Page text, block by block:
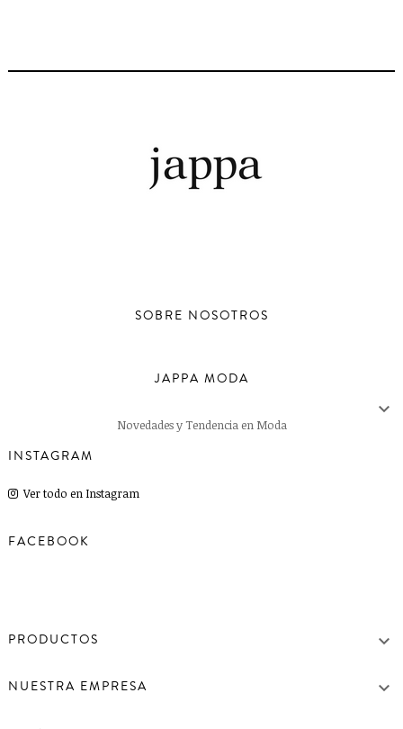
SOBRE NOSOTROS
JAPPA MODA

Novedades y Tendencia en Moda
INSTAGRAM
Ver todo en Instagram
FACEBOOK
PRODUCTOS 
NUESTRA EMPRESA 